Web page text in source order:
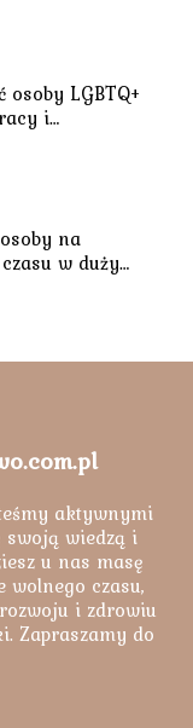
osoby LGBTQ+
i
na
w dużym
aktywnymi
wiedzą i
u nas masę
czasu,
i zdrowiu
Zapraszamy do